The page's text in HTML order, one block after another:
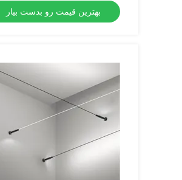
بهترین قیمت رو بدست بیار